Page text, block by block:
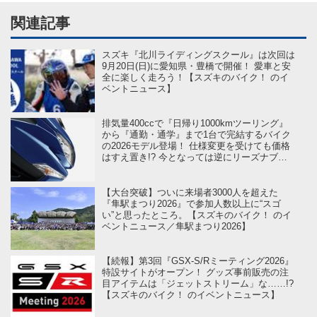
関連記事
スズキ『北川ライディングスクール』は次回は
9月20日(日)に愛知県・豊橋で開催！ 愛車と安
全に楽しく走ろう！【スズキのバイク！ のイ
ベントニュース】
排気量400ccで『日帰り1000kmツーリング』
から『通勤・通学』まで1台で完結するバイク
の2026モデル登場！ 仕様変更を受けても価格
はすえ置き!? 今となっては逆にリーズナブル
【大台突破】ついに来場者3000人を超えた
『隼駅まつり2026』で参加人数以上に“スゴ
い”と思ったところ。【スズキのバイク！ のイ
ベントニュース／隼駅まつり2026】
【続報】第3回『GSX-S/Rミーティング2026』
特設サイトがオープン！ グッズ事前販売の注
目アイテムは「ジェットストリーム」な……!?
【スズキのバイク！ のイベントニュース】